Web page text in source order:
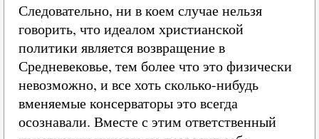
Следовательно, ни в коем случае нельзя
говорить, что идеалом христианской
политики является возвращение в
Средневековье, тем более что это физически
невозможно, и все хоть сколько-нибудь
вменяемые консерваторы это всегда
осознавали. Вместе с этим ответственный